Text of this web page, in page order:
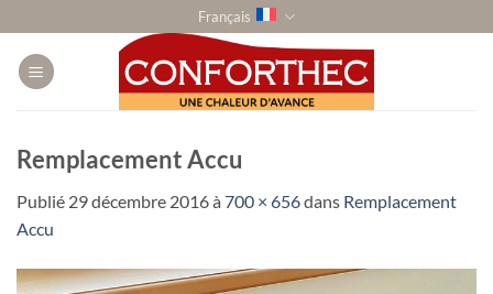
au
contenu
Français
Remplacement Accu
Publié 29 décembre 2016à 700 × 656dans Remplacement
Accu